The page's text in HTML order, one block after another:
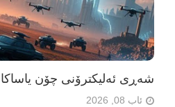
شەڕی ئەلیکترۆنی چۆن
ئاب 08, 2026